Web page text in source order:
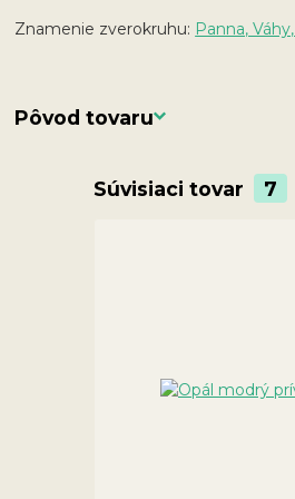
Znamenie zverokruhu: Panna, Váhy,
Pôvod tovaru
Súvisiaci tovar 7